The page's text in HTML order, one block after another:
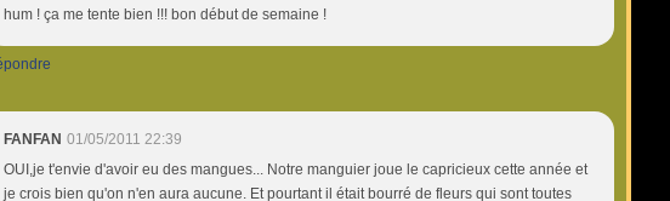
hum ! ça me tente bien !!! bon début de semaine !
FANFAN 01/05/2011 22:39
OUI,je t'envie d'avoir eu des mangues... Notre manguier joue le capricieux cette année et
je crois bien qu'on n'en aura aucune. Et pourtant il était bourré de fleurs qui sont toutes